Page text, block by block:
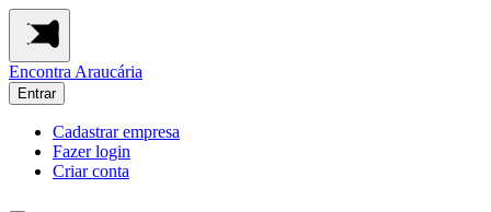
Encontra Araucária
Entrar
Cadastrar empresa
Fazer login
Criar conta